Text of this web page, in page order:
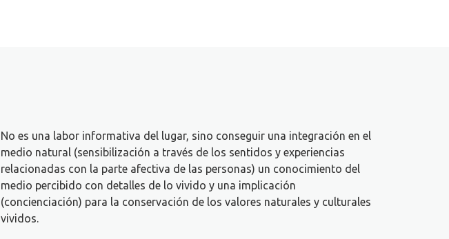
No es una labor informativa del lugar, sino conseguir una integración en el
medio natural (sensibilización a través de los sentidos y experiencias
relacionadas con la parte afectiva de las personas) un conocimiento del
medio percibido con detalles de lo vivido y una implicación
(concienciación) para la conservación de los valores naturales y culturales
vividos.